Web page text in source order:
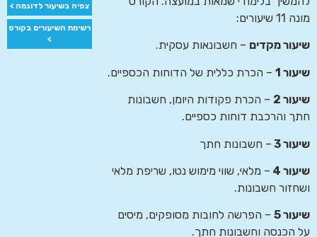
צפיה בשיעור לדוגמה >
רשימת השיעורים בקורס
>
מונה 11 שיעורים:
שיעור מקדים – חשבונאות עסקית.
שיעור 1 – הכרת כללית של הדוחות הכספיים.
שיעור 2
– הכרת פקודות היומן, חשבונות
חתך והרכבת דוחות כספיים.
שיעור 3 – חשבונות חתך
שיעור 4
– מלאי, שווי מימוש נטו, שריפת מלאי
ושחזור חשבונות.
שיעור 5
– הפרשה לחובות מסופקים, מיסים
על הכנסה וחשבונות חתך.